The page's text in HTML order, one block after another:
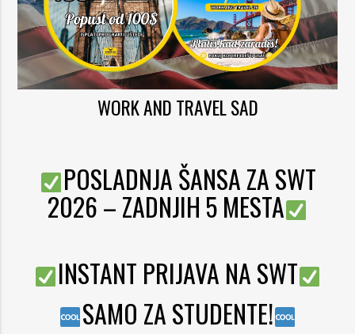
WORK AND TRAVEL SAD
POSLADNJA ŠANSA ZA SWT
2026 – ZADNJIH 5 MESTA
INSTANT PRIJAVA NA SWT
SAMO ZA STUDENTE!